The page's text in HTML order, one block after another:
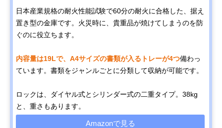
日本産業規格の耐火性能試験で60分の耐火に合格した、据え
置き型の金庫です。火災時に、貴重品が焼けてしまうのを防
ぐのに役立ちます。
内容量は19Lで、A4サイズの書類が入るトレーが4つ備わっ
ています。書類をジャンルごとに分類して収納が可能です。
ロックは、ダイヤル式とシリンダー式の二重タイプ。38kg
と、重さもあります。
Amazonで見る